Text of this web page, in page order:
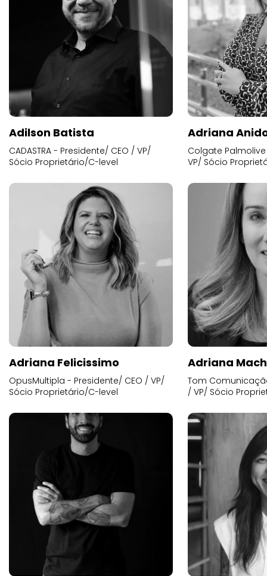
Adilson Batista
CADASTRA - Presidente/ CEO / VP/
Sócio Proprietário/C-level
Adriana
Colgate
VP/ Sócio
Adriana Felicissimo
OpusMultipla - Presidente/ CEO / VP/
Sócio Proprietário/C-level
Adriana
Tom
/ VP/ Sócio